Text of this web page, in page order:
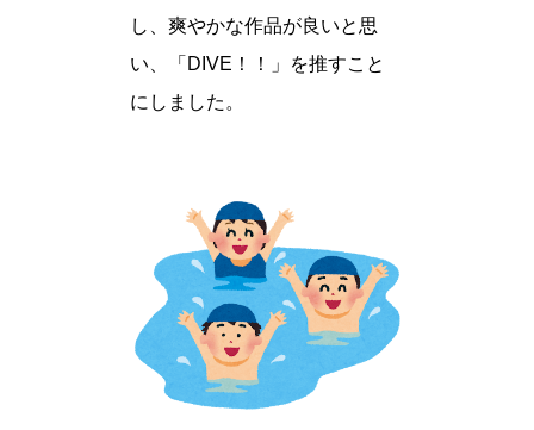
し、爽やかな作品が良いと思
い、「DIVE！！」を推すこと
にしました。